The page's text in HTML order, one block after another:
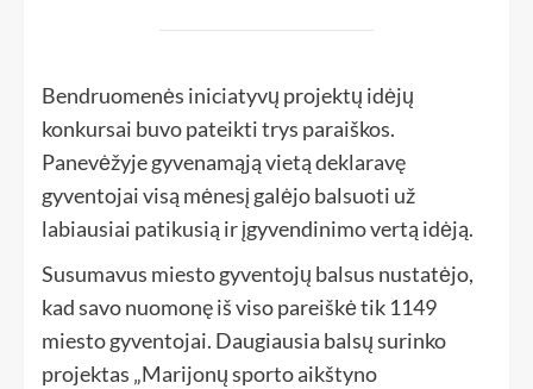
Bendruomenės iniciatyvų projektų idėjų
konkursai buvo pateikti trys paraiškos.
Panevėžyje gyvenamąją vietą deklaravę
gyventojai visą mėnesį galėjo balsuoti už
labiausiai patikusią ir įgyvendinimo vertą idėją.
Susumavus miesto gyventojų balsus nustatėjo,
kad savo nuomonę iš viso pareiškė tik 1149
miesto gyventojai. Daugiausia balsų surinko
projektas „Marijonų sporto aikštyno